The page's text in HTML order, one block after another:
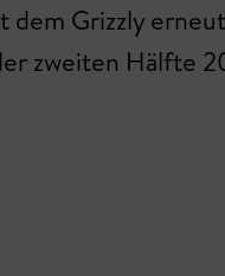
Grizzly
zweiten Hälfte